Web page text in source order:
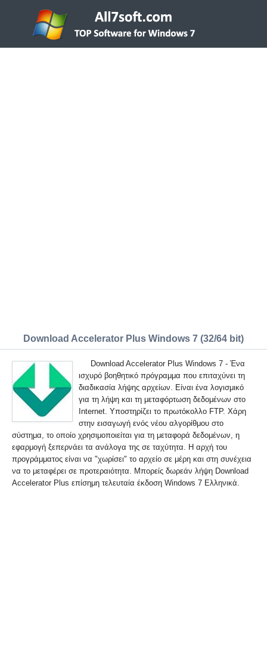
Download Accelerator Plus Windows 7 (32/64 bit)
Download Accelerator Plus Windows 7 - Ένα
ισχυρό βοηθητικό πρόγραμμα που επιταχύνει τη
διαδικασία λήψης αρχείων. Είναι ένα λογισμικό
για τη λήψη και τη μεταφόρτωση δεδομένων στο
Internet. Υποστηρίζει το πρωτόκολλο FTP. Χάρη
στην εισαγωγή ενός νέου αλγορίθμου στο
σύστημα, το οποίο χρησιμοποιείται για τη μεταφορά δεδομένων, η
εφαρμογή ξεπερνάει τα ανάλογα της σε ταχύτητα. Η αρχή του
προγράμματος είναι να "χωρίσει" το αρχείο σε μέρη και στη συνέχεια
να το μεταφέρει σε προτεραιότητα. Μπορείς δωρεάν λήψη Download
Accelerator Plus επίσημη τελευταία έκδοση Windows 7 Ελληνικά.